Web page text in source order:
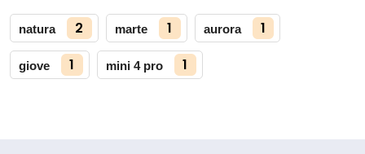
natura 2 marte 1 aurora 1
giove 1 mini 4 pro 1